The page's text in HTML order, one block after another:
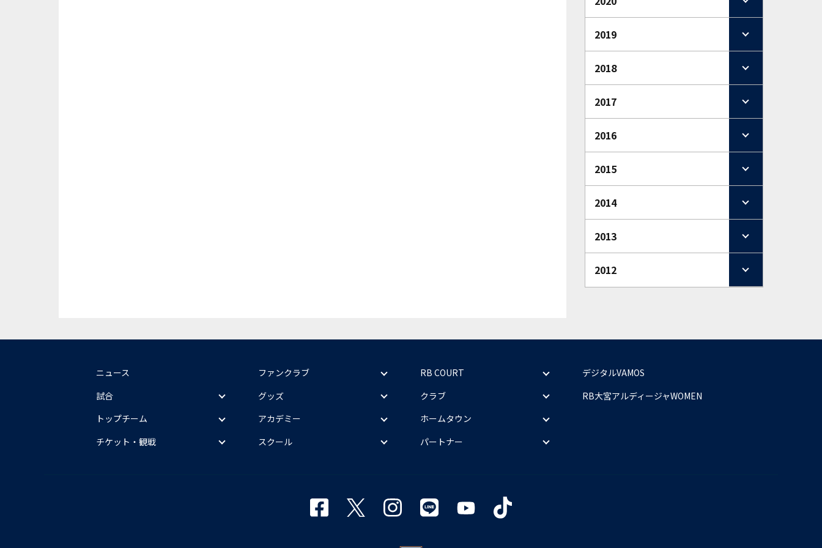
2019
2018
2017
2016
2015
2014
2013
2012
ニュース
試合
トップチーム
チケット・観戦
ファンクラブ
グッズ
アカデミー
スクール
RB COURT
クラブ
ホームタウン
パートナー
デジタルVAMOS
RB大宮アルディージャWOMEN